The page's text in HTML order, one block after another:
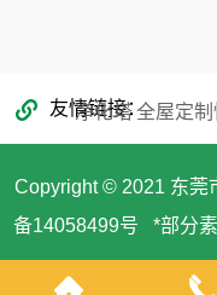
友情链接
净化塔全屋定
Copyright © 2021 东莞
备14058499号 *部分